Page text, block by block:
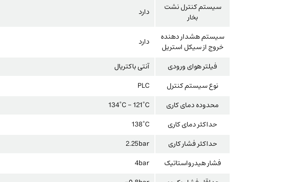
سیستم کنترل نشت
بخار
دارد
سیستم هشدار دهنده
خروج از سیکل استریل
دارد
فیلتر هوای ورودی
آنتی باکتریال
نوع سیستم کنترل
PLC
محدوده دمای کاری
134°C – 121°C
حداکثر دمای کاری
138°C
حداکثر فشار کاری
2.25bar
فشار هیدرواستاتیک
4bar